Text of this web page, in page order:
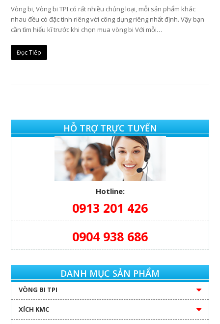
Vòng bi, Vòng bi TPI có rất nhiều chủng loại, mỗi sản phẩm khác
nhau đều có đặc tính riêng với công dụng riêng nhất định. Vậy bạn
cần tìm hiểu kĩ trước khi chọn mua vòng bi Với mỗi…
Đọc Tiếp
HỖ TRỢ TRỰC TUYẾN
Hotline:
0913 201 426
0904 938 686
DANH MỤC SẢN PHẨM
VÒNG BI TPI
XÍCH KMC